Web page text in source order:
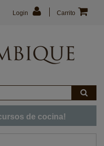
Carrito
Login
de cocina!